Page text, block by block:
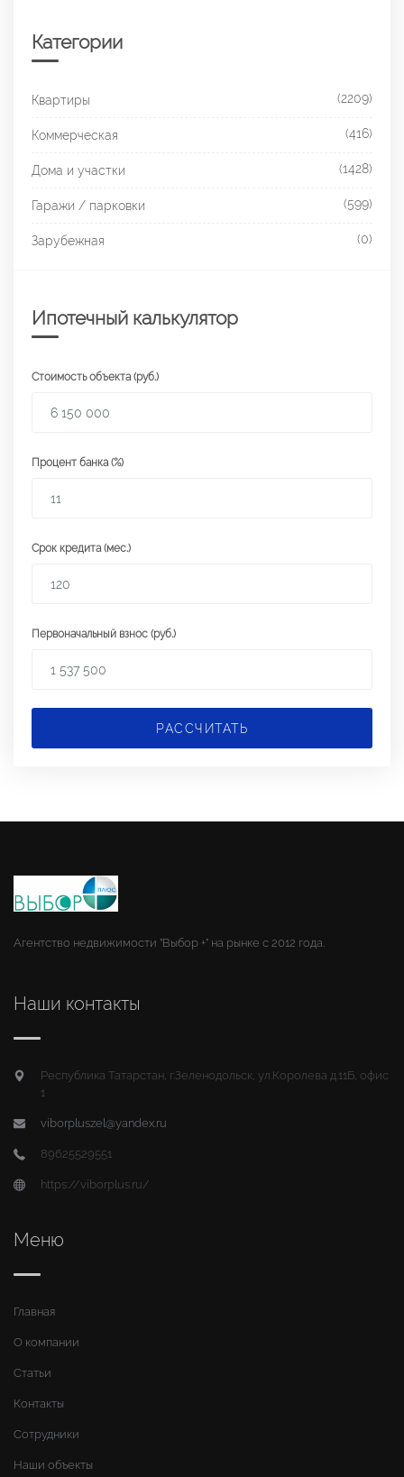
Категории
Квартиры (2209)
Коммерческая (416)
Дома и участки (1428)
Гаражи / парковки (599)
Зарубежная (0)
Ипотечный калькулятор
Стоимость объекта (руб.)
Процент банка (%)
Срок кредита (мес.)
Первоначальный взнос (руб.)
РАССЧИТАТЬ
Агентство недвижимости "Выбор +" на рынке с 2012 года.
Наши контакты
Республика Татарстан, г.Зеленодольск, ул.Королева д.11Б, офис
1
viborpluszel@yandex.ru
89625529551
https://viborplus.ru/
Меню
Главная
О компании
Статьи
Контакты
Сотрудники
Наши объекты